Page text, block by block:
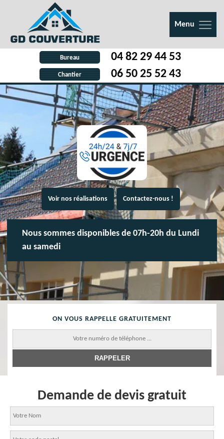
Menu
Bureau 04 82 29 44 53
Chantier 06 50 25 52 43
Voir nos réalisations Contactez-nous !
Nous sommes disponibles de 07h-20h du Lundi
au samedi
ON VOUS RAPPELLE GRATUITEMENT
Demande de devis gratuit